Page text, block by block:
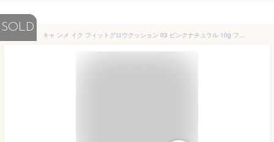
SOLD
キャ ンメ イク フィットグロウクッション 03 ピンクナチュラル 10g ファンデーション クッションファンデーション ツヤ肌 薄膜 しずく型パフ付 SPF50+ PA+++